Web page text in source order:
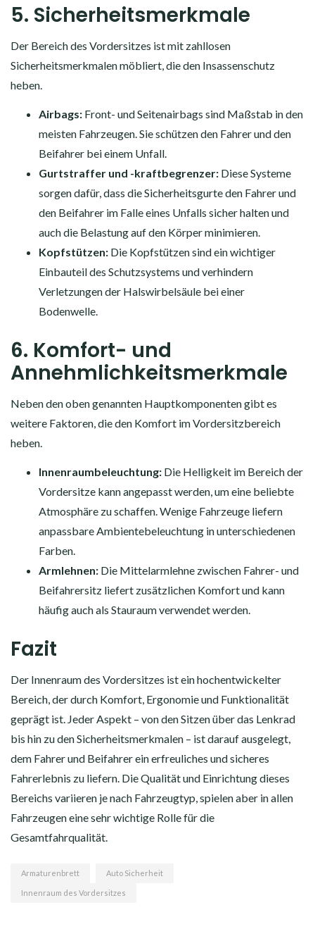
5. Sicherheitsmerkmale
Der Bereich des Vordersitzes ist mit zahllosen
Sicherheitsmerkmalen möbliert, die den Insassenschutz
heben.
Airbags: Front- und Seitenairbags sind Maßstab in den
meisten Fahrzeugen. Sie schützen den Fahrer und den
Beifahrer bei einem Unfall.
Gurtstraffer und -kraftbegrenzer: Diese Systeme
sorgen dafür, dass die Sicherheitsgurte den Fahrer und
den Beifahrer im Falle eines Unfalls sicher halten und
auch die Belastung auf den Körper minimieren.
Kopfstützen: Die Kopfstützen sind ein wichtiger
Einbauteil des Schutzsystems und verhindern
Verletzungen der Halswirbelsäule bei einer
Bodenwelle.
6. Komfort- und
Annehmlichkeitsmerkmale
Neben den oben genannten Hauptkomponenten gibt es
weitere Faktoren, die den Komfort im Vordersitzbereich
heben.
Innenraumbeleuchtung: Die Helligkeit im Bereich der
Vordersitze kann angepasst werden, um eine beliebte
Atmosphäre zu schaffen. Wenige Fahrzeuge liefern
anpassbare Ambientebeleuchtung in unterschiedenen
Farben.
Armlehnen: Die Mittelarmlehne zwischen Fahrer- und
Beifahrersitz liefert zusätzlichen Komfort und kann
häufig auch als Stauraum verwendet werden.
Fazit
Der Innenraum des Vordersitzes ist ein hochentwickelter
Bereich, der durch Komfort, Ergonomie und Funktionalität
geprägt ist. Jeder Aspekt – von den Sitzen über das Lenkrad
bis hin zu den Sicherheitsmerkmalen – ist darauf ausgelegt,
dem Fahrer und Beifahrer ein erfreuliches und sicheres
Fahrerlebnis zu liefern. Die Qualität und Einrichtung dieses
Bereichs variieren je nach Fahrzeugtyp, spielen aber in allen
Fahrzeugen eine sehr wichtige Rolle für die
Gesamtfahrqualität.
Armaturenbrett Auto Sicherheit
Innenraum des Vordersitzes